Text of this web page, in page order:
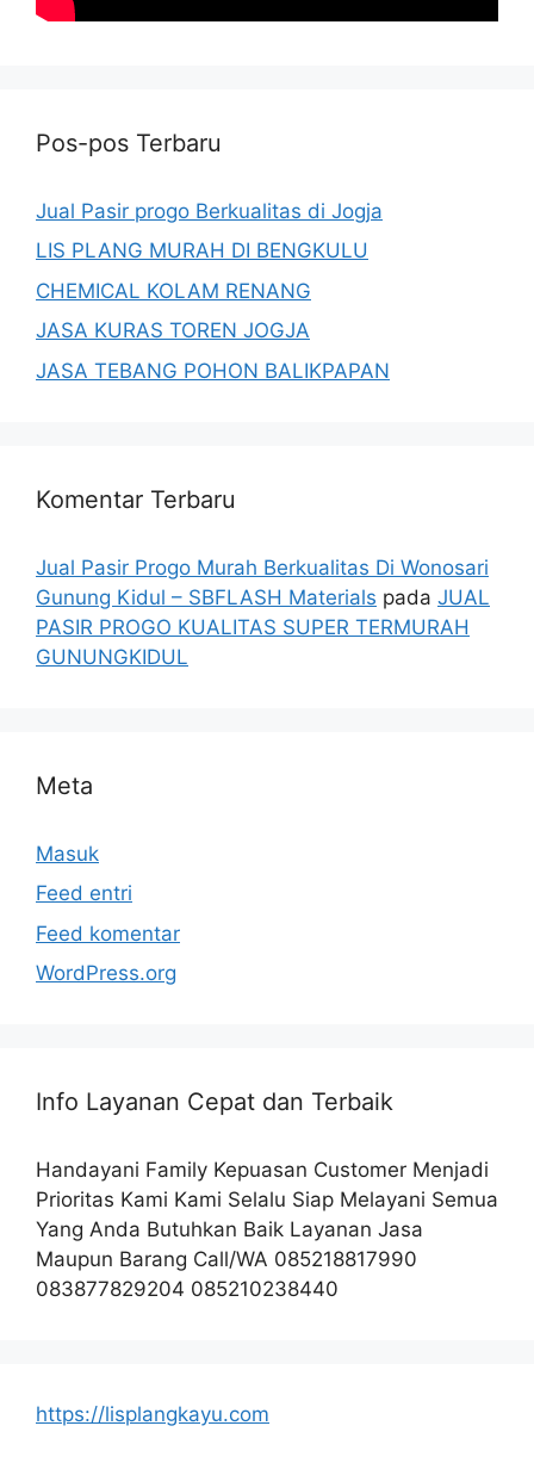
Pos-pos Terbaru
Jual Pasir progo Berkualitas di Jogja
LIS PLANG MURAH DI BENGKULU
CHEMICAL KOLAM RENANG
JASA KURAS TOREN JOGJA
JASA TEBANG POHON BALIKPAPAN
Komentar Terbaru
Jual Pasir Progo Murah Berkualitas Di Wonosari
Gunung Kidul – SBFLASH Materials pada JUAL
PASIR PROGO KUALITAS SUPER TERMURAH
GUNUNGKIDUL
Meta
Masuk
Feed entri
Feed komentar
WordPress.org
Info Layanan Cepat dan Terbaik
Handayani Family Kepuasan Customer Menjadi
Prioritas Kami Kami Selalu Siap Melayani Semua
Yang Anda Butuhkan Baik Layanan Jasa
Maupun Barang Call/WA 085218817990
083877829204 085210238440
https://lisplangkayu.com